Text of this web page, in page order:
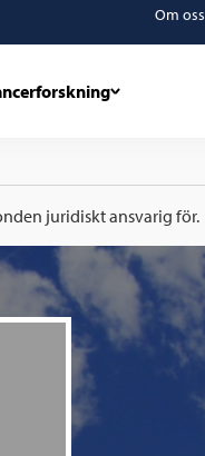
Om oss
juridiskt ansvarig för.